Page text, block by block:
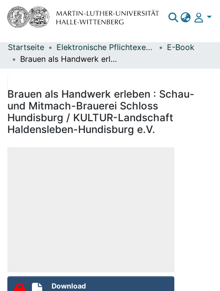
Bereiche & Sammlungen
Statistiken
Startseite Elektronische Pflichtexemplare
E-Book
Brauen als Handwerk erleben : Schau- und Mitmach-Brauerei Schloss Hundisburg / KULTUR-Landschaft Haldensleben-Hundisburg e.V.
Brauen als Handwerk erleben : Schau-
und Mitmach-Brauerei Schloss
Hundisburg / KULTUR-Landschaft
Haldensleben-Hundisburg e.V.
Download